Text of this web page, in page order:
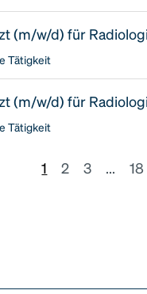
(m/w/d) für
Tätigkeit
(m/w/d) für
Tätigkeit
1 2 3 ... 18